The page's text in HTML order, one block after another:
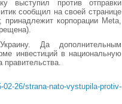
выступил против отправки
сообщил на своей странице
корпорации Meta,
Да дополнительным
инвестиций в национальную
02-26/strana-nato-vystupila-protiv-